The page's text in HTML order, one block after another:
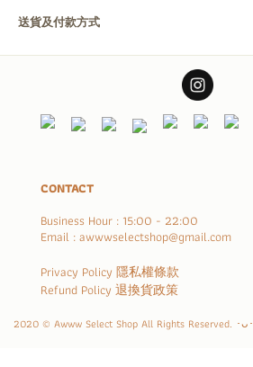
送貨及付款方式
CONTACT
Business Hour : 15:00 - 22:00
Email : awwwselectshop@gmail.com
Privacy Policy 隱私權條款
Refund Policy 退換貨政策
2020 © Awww Select Shop All Rights Reserved. ･ᴗ･